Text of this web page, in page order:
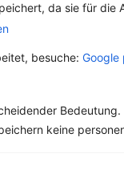
da sie für die
besuche: Google
Bedeutung.
keine